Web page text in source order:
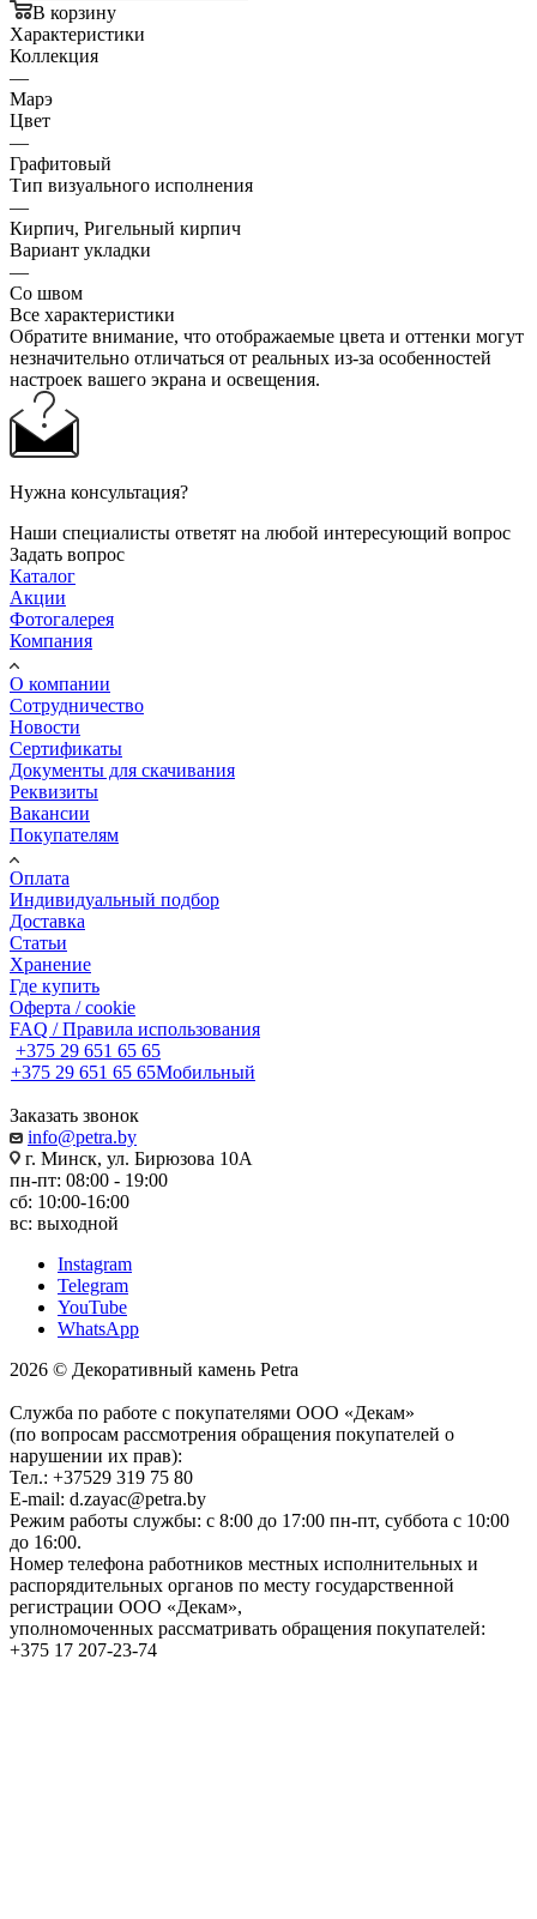
В корзину
Характеристики
Коллекция
—
Марэ
Цвет
—
Графитовый
Тип визуального исполнения
—
Кирпич, Ригельный кирпич
Вариант укладки
—
Со швом
Все характеристики
Обратите внимание, что отображаемые цвета и оттенки могут
незначительно отличаться от реальных из-за особенностей
настроек вашего экрана и освещения.
Нужна консультация?
Наши специалисты ответят на любой интересующий вопрос
Задать вопрос
Каталог
Акции
Фотогалерея
Компания
О компании
Сотрудничество
Новости
Сертификаты
Документы для скачивания
Реквизиты
Вакансии
Покупателям
Оплата
Индивидуальный подбор
Доставка
Статьи
Хранение
Где купить
Оферта / cookie
FAQ / Правила использования
+375 29 651 65 65
+375 29 651 65 65Мобильный
Заказать звонок
info@petra.by
г. Минск, ул. Бирюзова 10А
пн-пт: 08:00 - 19:00
сб: 10:00-16:00
вс: выходной
Instagram
Telegram
YouTube
WhatsApp
2026 © Декоративный камень Petra
Служба по работе с покупателями ООО «Декам»
(по вопросам рассмотрения обращения покупателей о
нарушении их прав):
Тел.: +37529 319 75 80
E-mail: d.zayac@petra.by
Режим работы службы: с 8:00 до 17:00 пн-пт, суббота с 10:00
до 16:00.
Номер телефона работников местных исполнительных и
распорядительных органов по месту государственной
регистрации ООО «Декам»,
уполномоченных рассматривать обращения покупателей:
+375 17 207-23-74